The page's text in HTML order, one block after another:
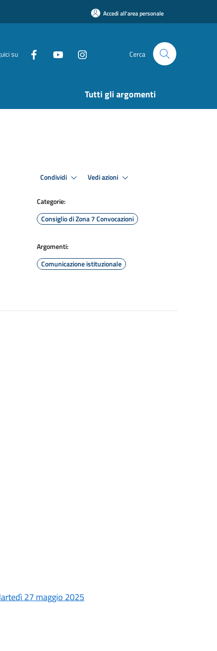
Accedi all'area personale
su Cerca
Tutti gli argomenti
Condividi Vedi azioni
Categorie:
Consiglio di Zona 7 Convocazioni
Argomenti:
Comunicazione istituzionale
27 maggio 2025